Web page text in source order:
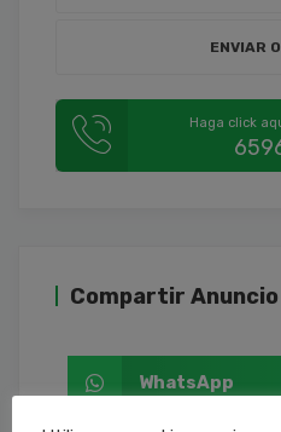
ENVIAR
Haga click
Compartir Anuncio
WhatsApp